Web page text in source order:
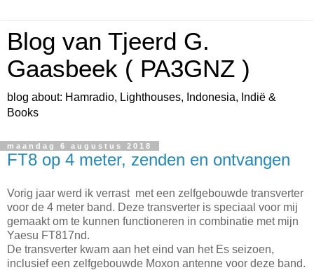
Blog van Tjeerd G.
Gaasbeek ( PA3GNZ )
blog about: Hamradio, Lighthouses, Indonesia, Indië &
Books
maandag 6 augustus 2018
FT8 op 4 meter, zenden en ontvangen
Vorig jaar werd ik verrast met een zelfgebouwde transverter
voor de 4 meter band. Deze transverter is speciaal voor mij
gemaakt om te kunnen functioneren in combinatie met mijn
Yaesu FT817nd.
De transverter kwam aan het eind van het Es seizoen,
inclusief een zelfgebouwde Moxon antenne voor deze band.